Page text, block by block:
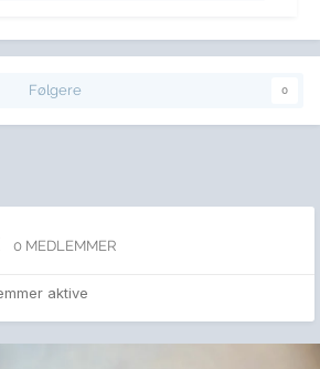
Følgere 0
0 MEDLEMMER
aktive